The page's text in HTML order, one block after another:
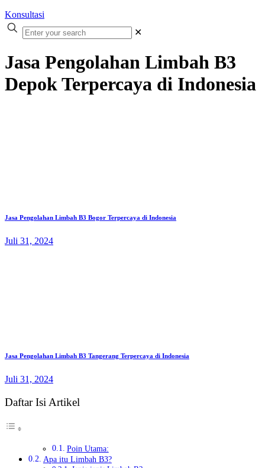
Konsultasi
✕
Jasa Pengolahan Limbah B3
Depok Terpercaya di Indonesia
Jasa Pengolahan Limbah B3 Bogor Terpercaya di Indonesia
Juli 31, 2024
Jasa Pengolahan Limbah B3 Tangerang Terpercaya di Indonesia
Juli 31, 2024
Daftar Isi Artikel
Poin Utama:
Apa itu Limbah B3?